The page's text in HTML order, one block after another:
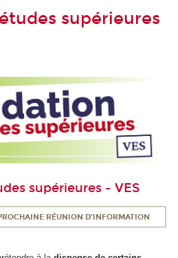
supérieures
supérieures - VES
RÉUNION D'INFORMATION